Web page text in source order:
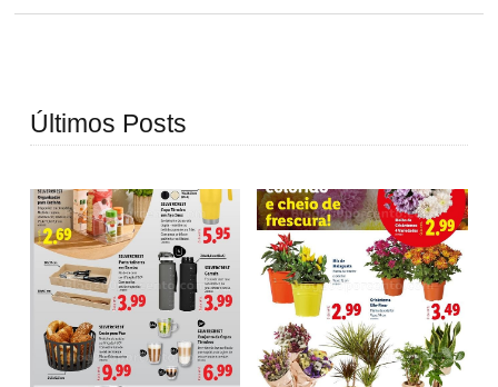
Últimos Posts